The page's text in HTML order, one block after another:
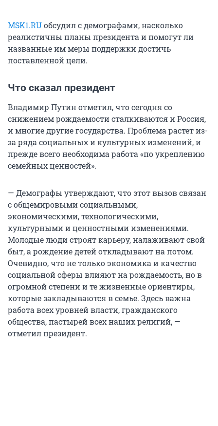
MSK1.RUобсудил с демографами, насколько
реалистичны планы президента и помогут ли
названные им меры поддержки достичь
поставленной цели.
Что сказал президент
Владимир Путин отметил, что сегодня со
снижением рождаемости сталкиваются и Россия,
и многие другие государства. Проблема растет из-
за ряда социальных и культурных изменений, и
прежде всего необходима работа «по укреплению
семейных ценностей».
— Демографы утверждают, что этот вызов связан
с общемировыми социальными,
экономическими, технологическими,
культурными и ценностными изменениями.
Молодые люди строят карьеру, налаживают свой
быт, а рождение детей откладывают на потом.
Очевидно, что не только экономика и качество
социальной сферы влияют на рождаемость, но в
огромной степени и те жизненные ориентиры,
которые закладываются в семье. Здесь важна
работа всех уровней власти, гражданского
общества, пастырей всех наших религий, —
отметил президент.